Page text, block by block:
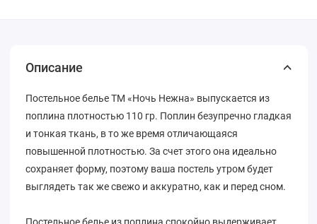
Описание
Постельное белье ТМ «Ночь Нежна» выпускается из
поплина плотностью 110 гр. Поплин безупречно гладкая
и тонкая ткань, в то же время отличающаяся
повышенной плотностью. За счет этого она идеально
сохраняет форму, поэтому ваша постель утром будет
выглядеть так же свежо и аккуратно, как и перед сном.
Постельное белье из поплина спокойно выдерживает